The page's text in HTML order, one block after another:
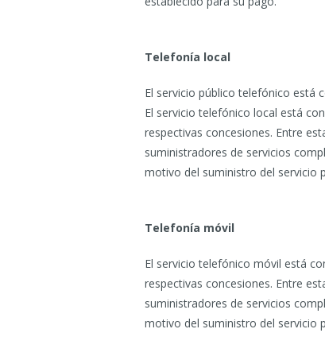
Telefonía local
El servicio público telefónico está
El servicio telefónico local está
respectivas concesiones. Entre
suministradores de servicios
motivo del suministro del servicio
Telefonía móvil
El servicio telefónico móvil está
respectivas concesiones. Entre
suministradores de servicios
motivo del suministro del servicio